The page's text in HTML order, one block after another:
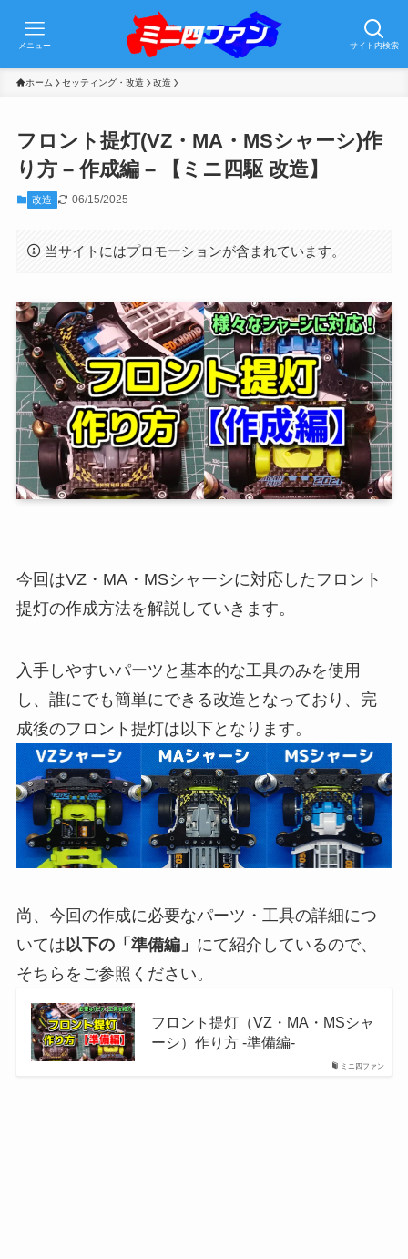
サイト内検索
メニュー
ホーム セッティング・改造 改造
フロント提灯(VZ・MA・MSシャーシ)作
り方 – 作成編 – 【ミニ四駆 改造】
改造 06/15/2025
当サイトにはプロモーションが含まれています。
今回はVZ・MA・MSシャーシに対応したフロント
提灯の作成方法を解説していきます。
入手しやすいパーツと基本的な工具のみを使用
し、誰にでも簡単にできる改造となっており、完
成後のフロント提灯は以下となります。
尚、今回の作成に必要なパーツ・工具の詳細につ
いては 以下の「準備編」 にて紹介しているので、
そちらをご参照ください。
ミニ四ファン
フロント提灯（VZ・MA・MSシャ
ーシ）作り方 -準備編-